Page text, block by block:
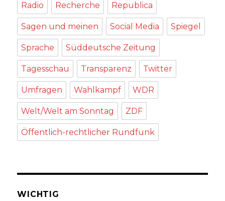
Radio Recherche Republica
Sagen und meinen Social Media Spiegel
Sprache Süddeutsche Zeitung
Tagesschau Transparenz Twitter
Umfragen Wahlkampf WDR
Welt/Welt am Sonntag ZDF
Öffentlich-rechtlicher Rundfunk
WICHTIG